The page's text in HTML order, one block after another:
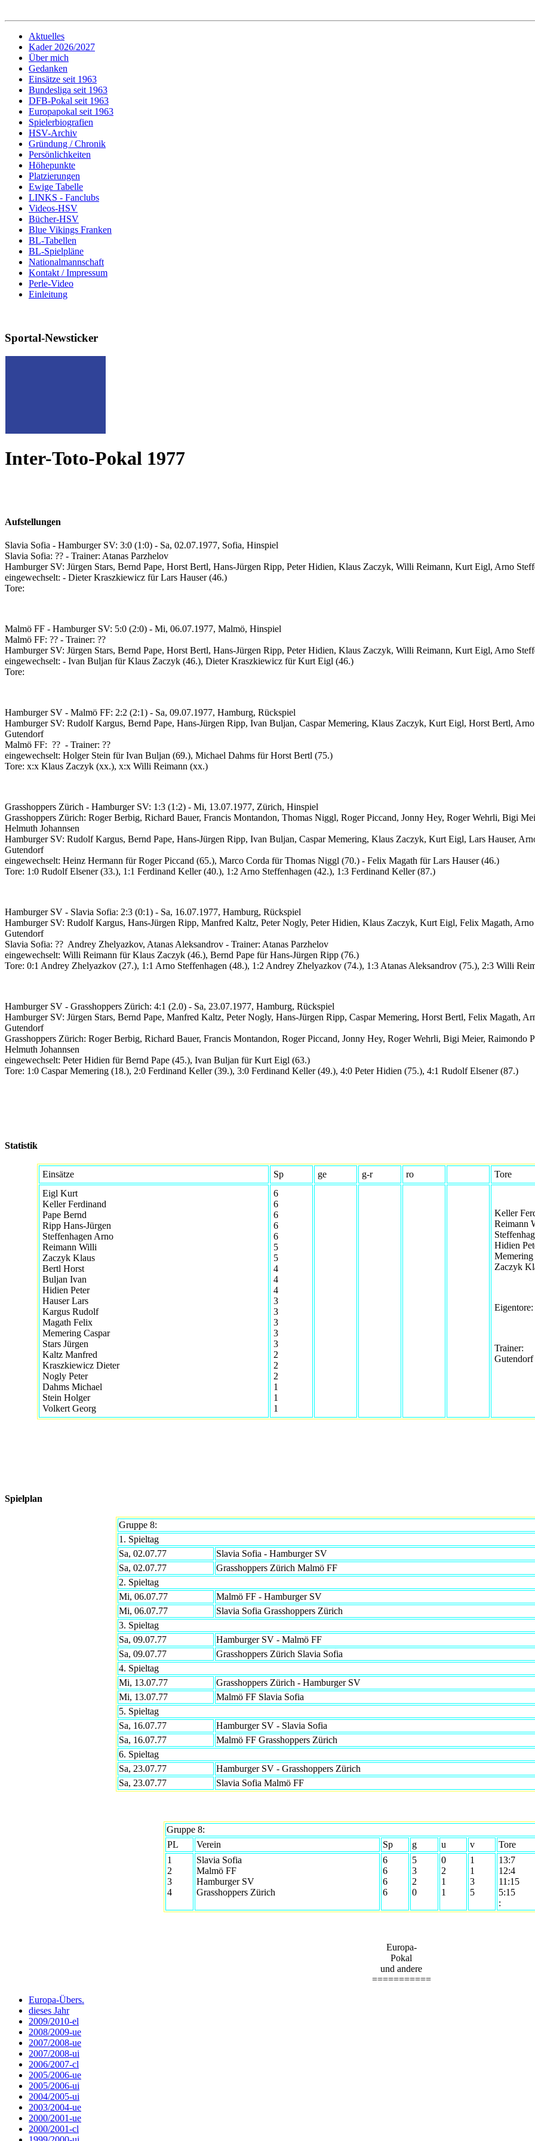
Aktuelles
Kader 2026/2027
Über mich
Gedanken
Einsätze seit 1963
Bundesliga seit 1963
DFB-Pokal seit 1963
Europapokal seit 1963
Spielerbiografien
HSV-Archiv
Gründung / Chronik
Persönlichkeiten
Höhepunkte
Platzierungen
Ewige Tabelle
LINKS - Fanclubs
Videos-HSV
Bücher-HSV
Blue Vikings Franken
BL-Tabellen
BL-Spielpläne
Nationalmannschaft
Kontakt / Impressum
Perle-Video
Einleitung
Sportal-Newsticker
Inter-Toto-Pokal 1977
Aufstellungen
Slavia Sofia - Hamburger SV: 3:0 (1:0) - Sa, 02.07.1977, Sofia, Hinspiel
Slavia Sofia: ?? - Trainer: Atanas Parzhelov
Hamburger SV: Jürgen Stars, Bernd Pape, Horst Bertl, Hans-Jürgen Ripp, Peter Hidien, Klaus Zaczyk, Willi Reimann, Kurt Eigl, Arno
eingewechselt: - Dieter Kraszkiewicz für Lars Hauser (46.)
Tore:
Malmö FF - Hamburger SV: 5:0 (2:0) - Mi, 06.07.1977, Malmö, Hinspiel
Malmö FF: ?? - Trainer: ??
Hamburger SV: Jürgen Stars, Bernd Pape, Horst Bertl, Hans-Jürgen Ripp, Peter Hidien, Klaus Zaczyk, Willi Reimann, Kurt Eigl, Arno
eingewechselt: - Ivan Buljan für Klaus Zaczyk (46.), Dieter Kraszkiewicz für Kurt Eigl (46.)
Tore:
Hamburger SV - Malmö FF: 2:2 (2:1) - Sa, 09.07.1977, Hamburg, Rückspiel
Hamburger SV: Rudolf Kargus, Bernd Pape, Hans-Jürgen Ripp, Ivan Buljan, Caspar Memering, Klaus Zaczyk, Kurt Eigl, Horst Bertl,
Gutendorf
Malmö FF: ?? - Trainer: ??
eingewechselt: Holger Stein für Ivan Buljan (69.), Michael Dahms für Horst Bertl (75.)
Tore: x:x Klaus Zaczyk (xx.), x:x Willi Reimann (xx.)
Grasshoppers Zürich - Hamburger SV: 1:3 (1:2) - Mi, 13.07.1977, Zürich, Hinspiel
Grasshoppers Zürich: Roger Berbig, Richard Bauer, Francis Montandon, Thomas Niggl, Roger Piccand, Jonny Hey, Roger Wehrli, Bigi
Helmuth Johannsen
Hamburger SV: Rudolf Kargus, Bernd Pape, Hans-Jürgen Ripp, Ivan Buljan, Caspar Memering, Klaus Zaczyk, Kurt Eigl, Lars Hauser,
Gutendorf
eingewechselt: Heinz Hermann für Roger Piccand (65.), Marco Corda für Thomas Niggl (70.) - Felix Magath für Lars Hauser (46.)
Tore: 1:0 Rudolf Elsener (33.), 1:1 Ferdinand Keller (40.), 1:2 Arno Steffenhagen (42.), 1:3 Ferdinand Keller (87.)
Hamburger SV - Slavia Sofia: 2:3 (0:1) - Sa, 16.07.1977, Hamburg, Rückspiel
Hamburger SV: Rudolf Kargus, Hans-Jürgen Ripp, Manfred Kaltz, Peter Nogly, Peter Hidien, Klaus Zaczyk, Kurt Eigl, Felix Magath,
Gutendorf
Slavia Sofia: ?? Andrey Zhelyazkov, Atanas Aleksandrov - Trainer: Atanas Parzhelov
eingewechselt: Willi Reimann für Klaus Zaczyk (46.), Bernd Pape für Hans-Jürgen Ripp (76.)
Tore: 0:1 Andrey Zhelyazkov (27.), 1:1 Arno Steffenhagen (48.), 1:2 Andrey Zhelyazkov (74.), 1:3 Atanas Aleksandrov (75.), 2:3 Willi
Hamburger SV - Grasshoppers Zürich: 4:1 (2.0) - Sa, 23.07.1977, Hamburg, Rückspiel
Hamburger SV: Jürgen Stars, Bernd Pape, Manfred Kaltz, Peter Nogly, Hans-Jürgen Ripp, Caspar Memering, Horst Bertl, Felix Magath,
Gutendorf
Grasshoppers Zürich: Roger Berbig, Richard Bauer, Francis Montandon, Roger Piccand, Jonny Hey, Roger Wehrli, Bigi Meier, Raimondo
Helmuth Johannsen
eingewechselt: Peter Hidien für Bernd Pape (45.), Ivan Buljan für Kurt Eigl (63.)
Tore: 1:0 Caspar Memering (18.), 2:0 Ferdinand Keller (39.), 3:0 Ferdinand Keller (49.), 4:0 Peter Hidien (75.), 4:1 Rudolf Elsener (87.)
Statistik
Einsätze Sp ge g-r ro Tore
Eigl Kurt
Keller Ferdinand
Pape Bernd
Ripp Hans-Jürgen
Steffenhagen Arno
Reimann Willi
Zaczyk Klaus
Bertl Horst
Buljan Ivan
Hidien Peter
Hauser Lars
Kargus Rudolf
Magath Felix
Memering Caspar
Stars Jürgen
Kaltz Manfred
Kraszkiewicz Dieter
Nogly Peter
Dahms Michael
Stein Holger
Volkert Georg
6
6
6
6
6
5
5
4
4
4
3
3
3
3
3
2
2
2
1
1
1
Keller
Reimann
Hidien
Memering
Zaczyk
Eigentore:
Trainer:
Spielplan
Gruppe 8:
1. Spieltag
Sa, 02.07.77
Slavia Sofia - Hamburger SV
Sa, 02.07.77
Grasshoppers Zürich Malmö FF
2. Spieltag
Mi, 06.07.77
Malmö FF - Hamburger SV
Mi, 06.07.77
Slavia Sofia Grasshoppers Zürich
3. Spieltag
Sa, 09.07.77
Hamburger SV - Malmö FF
Sa, 09.07.77
Grasshoppers Zürich Slavia Sofia
4. Spieltag
Mi, 13.07.77
Grasshoppers Zürich - Hamburger SV
Mi, 13.07.77
Malmö FF Slavia Sofia
5. Spieltag
Sa, 16.07.77
Hamburger SV - Slavia Sofia
Sa, 16.07.77
Malmö FF Grasshoppers Zürich
6. Spieltag
Sa, 23.07.77
Hamburger SV - Grasshoppers Zürich
Sa, 23.07.77
Slavia Sofia Malmö FF
Gruppe 8:
PL
Verein Sp g u v Tore
1
2
3
4
Slavia Sofia
Malmö FF
Hamburger SV
Grasshoppers Zürich
6
6
6
6
5
3
2
0
0
2
1
1
1
1
3
5
13:7
12:4
11:15
5:15
:
Europa-
Pokal
und andere
===========
Europa-Übers.
dieses Jahr
2009/2010-el
2008/2009-ue
2007/2008-ue
2007/2008-ui
2006/2007-cl
2005/2006-ue
2005/2006-ui
2004/2005-ui
2003/2004-ue
2000/2001-ue
2000/2001-cl